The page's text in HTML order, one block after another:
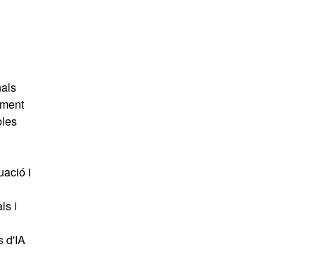
i
i
d'IA